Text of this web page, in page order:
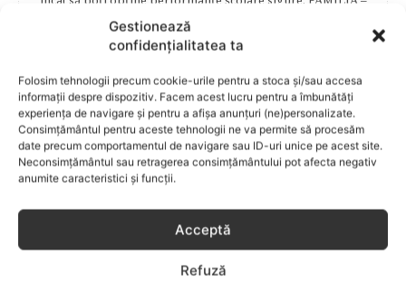
Gestionează
confidențialitatea ta
Folosim tehnologii precum cookie-urile pentru a stoca și/sau accesa
informații despre dispozitiv. Facem acest lucru pentru a îmbunătăți
experiența de navigare și pentru a afișa anunțuri (ne)personalizate.
Consimțământul pentru aceste tehnologii ne va permite să procesăm
date precum comportamentul de navigare sau ID-uri unice pe acest site.
Neconsimțământul sau retragerea consimțământului pot afecta negativ
anumite caracteristici și funcții.
Acceptă
Refuză
este un capitol destinat vieţii de familie ce conţine o serie
întreagă de sfaturi eficiente. COPII TALENTAŢI – este un
capitol fascinant dedicat copiilor valoroși ai țării. ÎNVAŢĂ
SĂ PREVII! –sunt prezentate soluţii de prevenire a
anumitor probleme de sănătate ce pot afecta atât viaţa
copiilor, cât şi pe cea a părinţilor.
RELATED POSTS